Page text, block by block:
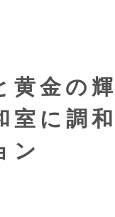
黄金の
室に調
ン